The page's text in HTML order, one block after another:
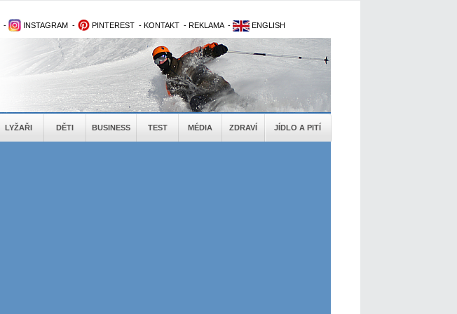
- INSTAGRAM - PINTEREST - KONTAKT - REKLAMA - ENGLISH
LYŽAŘI DĚTI BUSINESS TEST MÉDIA ZDRAVÍ JÍDLO A PITÍ